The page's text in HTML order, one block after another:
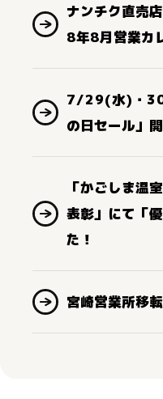
ナンチク直売
8年8月営業カ
7/29(水)・
の日セール」
「かごしま温
表彰」にて「
た！
宮崎営業所移